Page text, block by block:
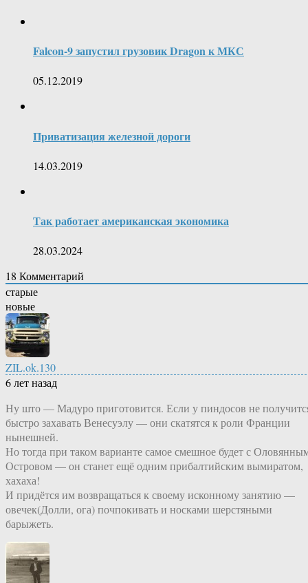
Falcon-9 запустил грузовик Dragon к МКС
05.12.2019
Приватизация железной дороги
14.03.2019
Так работает американская экономика
28.03.2024
18 Комментарий
старые
новые
ZIL.ok.130
6 лет назад
Ну што — Мадуро приготовится. Если у пиндосов не
быстро захавать Венесуэлу — они скатятся к роли Франции
нынешней.
Но тогда при таком варианте самое смешное будет с
Островом — он станет ещё одним прибалтийским вымиратом,
хахаха!
И придётся им возвращаться к своему исконному занятию —
овечек(Долли, ога) почпокивать и носками шерстяными
барыжеть.